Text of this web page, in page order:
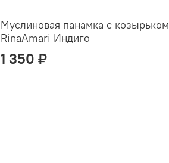
Муслиновая панамка с козырьком
RinaAmari Индиго
1 350 ₽